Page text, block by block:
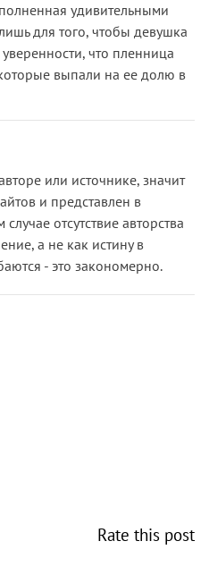
удивительными
для того, чтобы девушка
что пленница
выпали на ее долю в
или источнике, значит
и представлен в
отсутствие авторства
а не как истину в
- это закономерно.
Rate this post